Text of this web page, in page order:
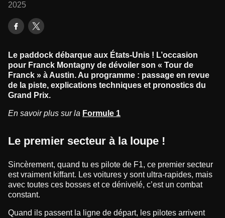
2025
Le paddock débarque aux États-Unis ! L’occasion
pour Franck Montagny de dévoiler son « Tour de
Franck » à Austin. Au programme : passage en revue
de la piste, explications techniques et pronostics du
Grand Prix.
En savoir plus sur la Formule 1
Le premier secteur à la loupe !
Sincèrement, quand tu es pilote de F1, ce premier secteur
est vraiment kiffant. Les voitures y sont ultra-rapides, mais
avec toutes ces bosses et ce dénivelé, c’est un combat
constant.
Quand ils passent la ligne de départ, les pilotes arrivent